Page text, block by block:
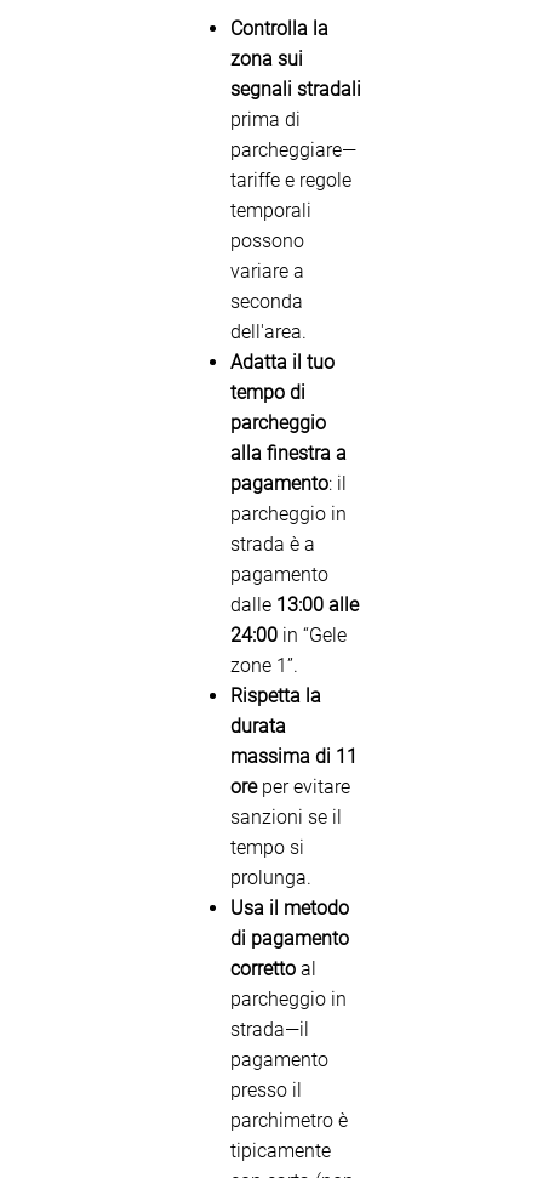
Controlla la
zona sui
segnali stradali
prima di
parcheggiare—
tariffe e regole
temporali
possono
variare a
seconda
dell'area.
Adatta il tuo
tempo di
parcheggio
alla finestra a
pagamento: il
parcheggio in
strada è a
pagamento
dalle 13:00 alle
24:00 in “Gele
zone 1”.
Rispetta la
durata
massima di 11
oreper evitare
sanzioni se il
tempo si
prolunga.
Usa il metodo
di pagamento
corretto al
parcheggio in
strada—il
pagamento
presso il
parchimetro è
tipicamente